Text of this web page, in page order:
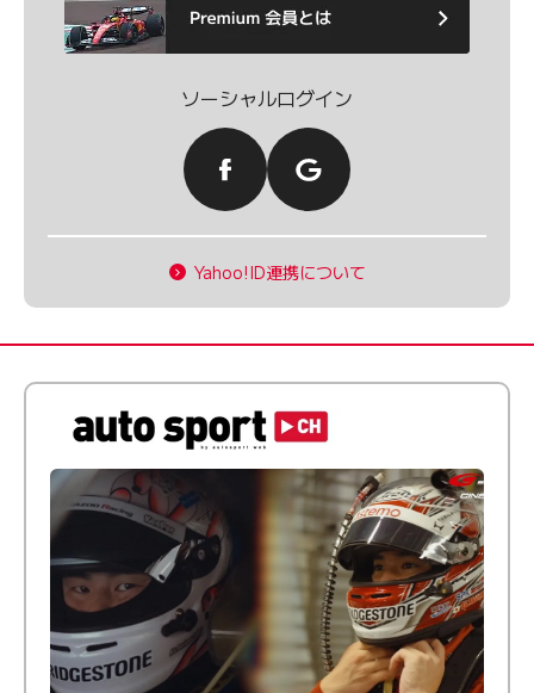
ソーシャルログイン
Yahoo!ID連携について